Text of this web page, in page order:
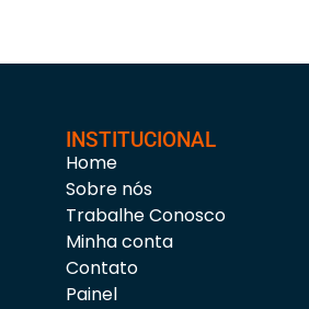
INSTITUCIONAL
Home
Sobre nós
Trabalhe Conosco
Minha conta
Contato
Painel